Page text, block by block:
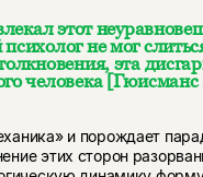
этот
не мог
эта
человека [Гюисманс
и порождает
этих сторон